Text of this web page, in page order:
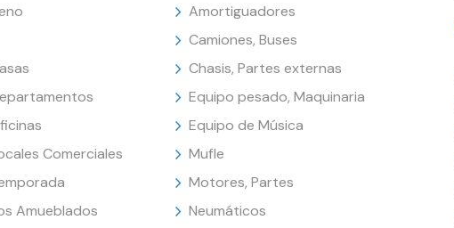
Comerciales
Amueblados
Amortiguadores
Camiones, Buses
Chasis, Partes externas
Equipo pesado, Maquinaria
Equipo de Música
Mufle
Motores, Partes
Neumáticos